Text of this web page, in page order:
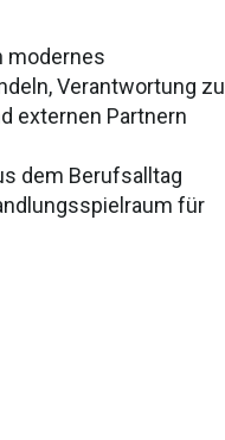
modernes
Verantwortung zu
externen Partnern
dem Berufsalltag
für